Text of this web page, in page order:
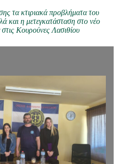
τα κτιριακά προβλήματα του
και η μετεγκατάσταση στο νέο
Κουρούνες Λασιθίου